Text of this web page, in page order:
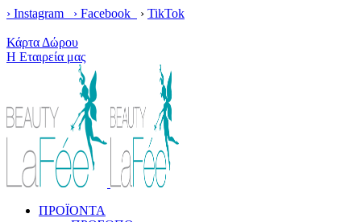
› Instagram › Facebook › TikTok
Κάρτα Δώρου
Η Εταιρεία μας
ΠΡΟΪΟΝΤΑ